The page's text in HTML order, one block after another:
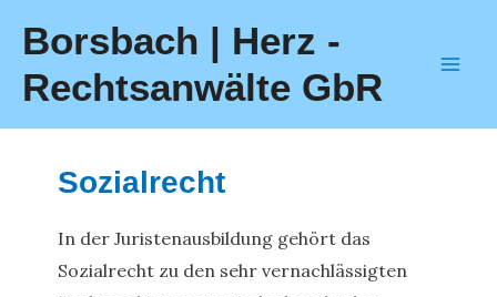
Inhalt
springen
Borsbach | Herz -
Rechtsanwälte GbR
Sozialrecht
In der Juristenausbildung gehört das
Sozialrecht zu den sehr vernachlässigten